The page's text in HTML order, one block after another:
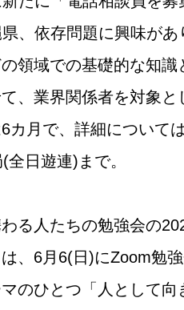
、依存問題に興味が
領域での基礎的な知識
、業界関係者を対象と
カ月で、詳細について
日遊連)まで。
る人たちの勉強会の
は、6月6(日)にZoom勉
のひとつ「人として向